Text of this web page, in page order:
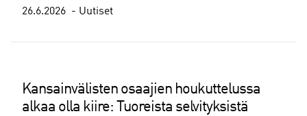
26.6.2026 Uutiset
Kansainvälisten osaajien houkuttelussa
alkaa olla kiire: Tuoreista selvityksistä